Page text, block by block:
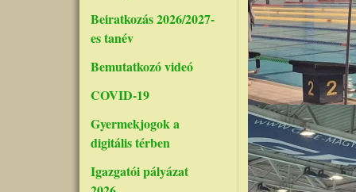
Beiratkozás 2026/2027-
es tanév
Bemutatkozó videó
COVID-19
Gyermekjogok a
digitális térben
Igazgatói pályázat